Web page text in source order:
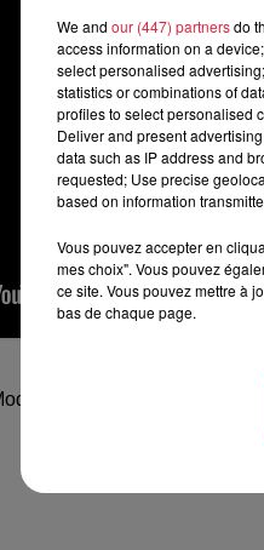
: 10 mai 2021 à 11h09
We and our (447) partnersdo
access information on a
select personalised
statistics or combinations of
profiles to select personalised
Deliver and present
data such as IP address and
requested; Use precise
based on information
Vous pouvez accepter en
mes choix". Vous pouvez
ce site. Vous pouvez mettre à
bas de chaque page.